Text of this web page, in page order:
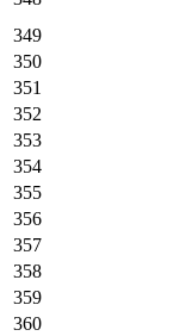
349
350
351
352
353
354
355
356
357
358
359
360